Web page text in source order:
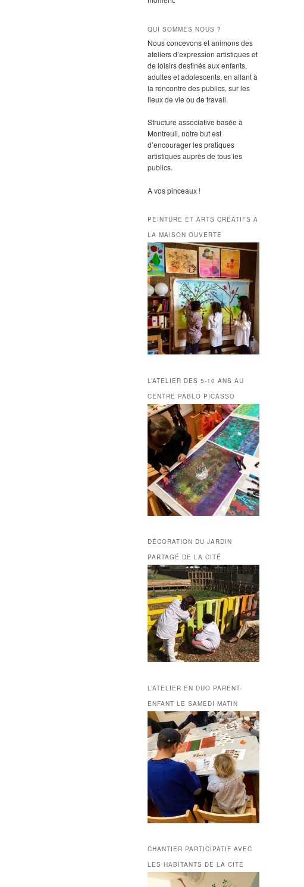
QUI SOMMES NOUS ?
Nous concevons et animons des
ateliers d’expression artistiques et
de loisirs destinés aux enfants,
adultes et adolescents, en allant à
la rencontre des publics, sur les
lieux de vie ou de travail.
Structure associative basée à
Montreuil, notre but est
d’encourager les pratiques
artistiques auprès de tous les
publics.
A vos pinceaux !
PEINTURE ET ARTS CRÉATIFS À
LA MAISON OUVERTE
L’ATELIER DES 5-10 ANS AU
CENTRE PABLO PICASSO
DÉCORATION DU JARDIN
PARTAGÉ DE LA CITÉ
L’ATELIER EN DUO PARENT-
ENFANT LE SAMEDI MATIN
CHANTIER PARTICIPATIF AVEC
LES HABITANTS DE LA CITÉ